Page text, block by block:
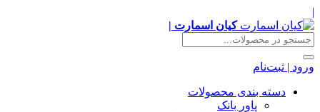
|
کیان اسمارت |
ورود | ثبت‌نام
دسته بندی محصولات
پاور بانک